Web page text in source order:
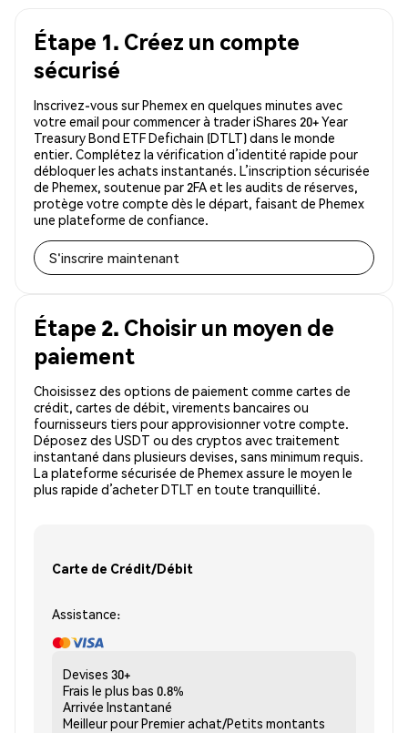
Étape 1. Créez un compte
sécurisé
Inscrivez-vous sur Phemex en quelques minutes avec
votre email pour commencer à trader iShares 20+ Year
Treasury Bond ETF Defichain (DTLT) dans le monde
entier. Complétez la vérification d’identité rapide pour
débloquer les achats instantanés. L’inscription sécurisée
de Phemex, soutenue par 2FA et les audits de réserves,
protège votre compte dès le départ, faisant de Phemex
une plateforme de confiance.
S'inscrire maintenant
Étape 2. Choisir un moyen de
paiement
Choisissez des options de paiement comme cartes de
crédit, cartes de débit, virements bancaires ou
fournisseurs tiers pour approvisionner votre compte.
Déposez des USDT ou des cryptos avec traitement
instantané dans plusieurs devises, sans minimum requis.
La plateforme sécurisée de Phemex assure le moyen le
plus rapide d’acheter DTLT en toute tranquillité.
Carte de Crédit/Débit
Assistance:
Devises 30+
Frais le plus bas 0.8%
Arrivée Instantané
Meilleur pourPremier achat/Petits montants